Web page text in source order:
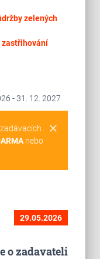
zelených
zastřihování
- 31. 12. 2027
clear
nebo
29.05.2026
o zadavateli